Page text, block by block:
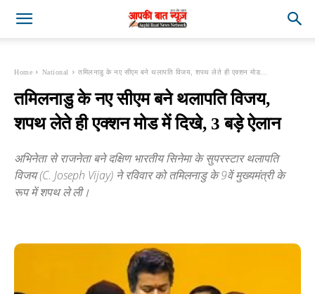
Home National तमिलनाडु के नए सीएम बने थलापति विजय, शपथ लेते ही एक्शन मोड...
तमिलनाडु के नए सीएम बने थलापति विजय,
शपथ लेते ही एक्शन मोड में दिखे, 3 बड़े ऐलान
अभिनेता से राजनेता बने दक्षिण भारतीय सिनेमा के सुपरस्टार थलापति
विजय (C. Joseph Vijay) ने रविवार को तमिलनाडु के 9वें मुख्यमंत्री के
रूप में शपथ ले ली।